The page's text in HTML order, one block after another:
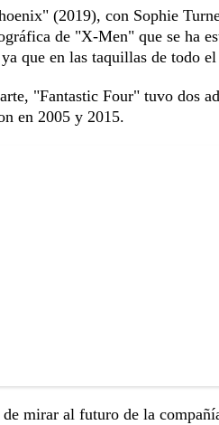
(2019), con Sophie
de "X-Men" que se ha
que en las taquillas de todo
"Fantastic Four" tuvo dos
en 2005 y 2015.
de mirar al futuro de la